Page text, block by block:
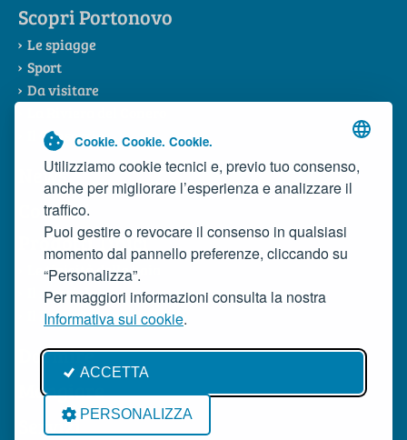
Cookie. Cookie. Cookie.
Utilizziamo cookie tecnici e, previo tuo consenso,
anche per migliorare l’esperienza e analizzare il
traffico.
Puoi gestire o revocare il consenso in qualsiasi
momento dal pannello preferenze, cliccando su
“Personalizza”.
Per maggiori informazioni consulta la nostra
Informativa sui cookie.
ACCETTA
PERSONALIZZA
Scopri Portonovo
Le spiagge
Sport
Da visitare
Il Consorzio
News
Contatti
Prodotti Tipici
Le tipicità della baia
Il mosciolo
Il Rosso Conero
Dormire
Mangiare
Servizi